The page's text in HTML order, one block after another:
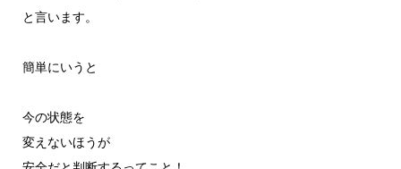
と言います。
簡単にいうと
今の状態を
変えないほうが